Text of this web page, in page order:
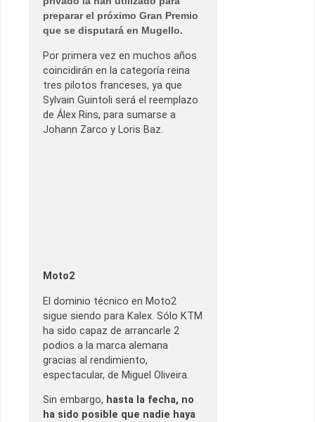
preparar el próximo Gran Premio
que se disputará en Mugello.
Por primera vez en muchos años
coincidirán en la categoría reina
tres pilotos franceses, ya que
Sylvain Guintoli será el reemplazo
de Álex Rins, para sumarse a
Johann Zarco y Loris Baz.
Moto2
El dominio técnico en Moto2
sigue siendo para Kalex. Sólo KTM
ha sido capaz de arrancarle 2
podios a la marca alemana
gracias al rendimiento,
espectacular, de Miguel Oliveira.
Sin embargo, hasta la fecha, no
ha sido posible que nadie haya